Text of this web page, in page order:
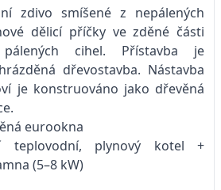
zdivo smíšené z nepálených
dělicí příčky ve zděné části
cihel. Přístavba je
dřevostavba. Nástavba
je konstruováno jako dřevěná
eurookna
teplovodní, plynový kotel +
(5–8 kW)